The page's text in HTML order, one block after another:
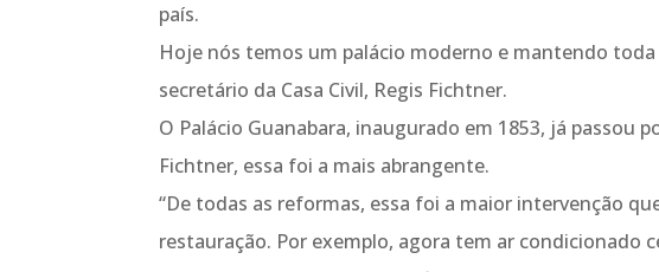
país.
Hoje nós temos um palácio moderno e mantendo
secretário da Casa Civil, Regis Fichtner.
O Palácio Guanabara, inaugurado em 1853, já passou
Fichtner, essa foi a mais abrangente.
“De todas as reformas, essa foi a maior intervenção
restauração. Por exemplo, agora tem ar condicionado